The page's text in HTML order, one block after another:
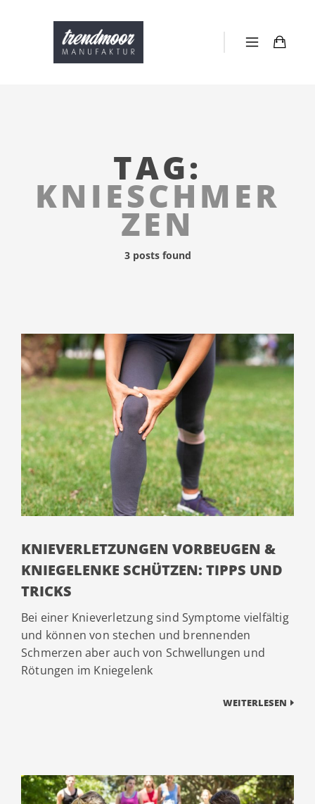
TAG:
KNIESCHMER
ZEN
3 posts found
KNIEVERLETZUNGEN VORBEUGEN &
KNIEGELENKE SCHÜTZEN: TIPPS UND
TRICKS
Bei einer Knieverletzung sind Symptome vielfältig
und können von stechen und brennenden
Schmerzen aber auch von Schwellungen und
Rötungen im Kniegelenk
WEITERLESEN